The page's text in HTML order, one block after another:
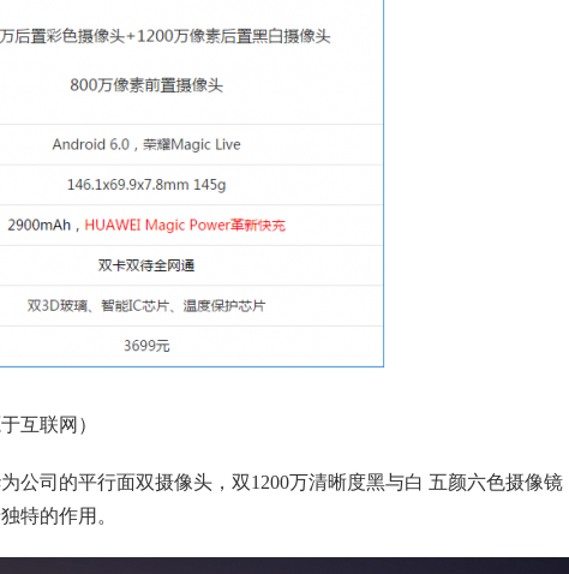
互联网）
公司的平行面双摄像头，双1200万清晰度黑与白 五颜六色摄像镜
特的作用。